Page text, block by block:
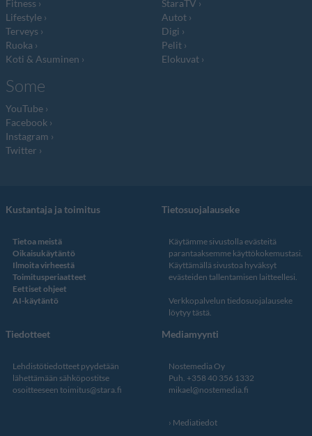
Fitness
Lifestyle
Terveys
Ruoka
Koti & Asuminen
StaraTV
Autot
Digi
Pelit
Elokuvat
Some
YouTube
Facebook
Instagram
Twitter
Kustantaja ja toimitus
Tietoa meistä
Oikaisukäytäntö
Ilmoita virheestä
Toimitusperiaatteet
Eettiset ohjeet
AI-käytäntö
Tietosuojalauseke
Käytämme sivustolla evästeitä
parantaaksemme käyttökokemustasi.
Käyttämällä sivustoa hyväksyt
evästeiden tallentamisen laitteellesi.
Verkkopalvelun tiedosuojalauseke
löytyy tästä.
Tiedotteet
Lehdistötiedotteet pyydetään
lähettämään sähköpostitse
osoitteeseen toimitus@stara.fi
Mediamyynti
Nostemedia Oy
Puh. +358 40 356 1332
mikael@nostemedia.fi
Mediatiedot